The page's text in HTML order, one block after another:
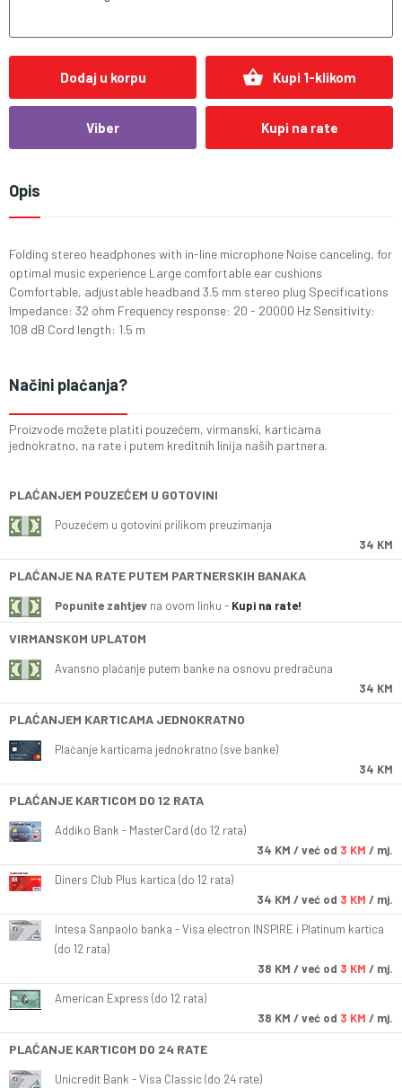
Dodaj u korpu shopping_basket Kupi 1-klikom
Viber Kupi na rate
Opis
Folding stereo headphones with in-line microphone Noise canceling, for
optimal music experience Large comfortable ear cushions
Comfortable, adjustable headband 3.5 mm stereo plug Specifications
Impedance: 32 ohm Frequency response: 20 - 20000 Hz Sensitivity:
108 dB Cord length: 1.5 m
Načini plaćanja?
Proizvode možete platiti pouzećem, virmanski, karticama
jednokratno, na rate i putem kreditnih linija naših partnera.
PLAĆANJEM POUZEĆEM U GOTOVINI
Pouzećem u gotovini prilikom preuzimanja
34 KM
PLAĆANJE NA RATE PUTEM PARTNERSKIH BANAKA
Popunite zahtjev na ovom linku - Kupi na rate!
VIRMANSKOM UPLATOM
Avansno plaćanje putem banke na osnovu predračuna
34 KM
PLAĆANJEM KARTICAMA JEDNOKRATNO
Plaćanje karticama jednokratno (sve banke)
34 KM
PLAĆANJE KARTICOM DO 12 RATA
Addiko Bank - MasterCard (do 12 rata)
34 KM / već od 3 KM / mj.
Diners Club Plus kartica (do 12 rata)
34 KM / već od 3 KM / mj.
Intesa Sanpaolo banka - Visa electron INSPIRE i Platinum kartica
(do 12 rata)
38 KM / već od 3 KM / mj.
American Express (do 12 rata)
38 KM / već od 3 KM / mj.
PLAĆANJE KARTICOM DO 24 RATE
Unicredit Bank - Visa Classic (do 24 rate)